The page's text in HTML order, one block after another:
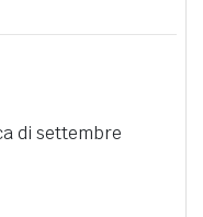
di settembre